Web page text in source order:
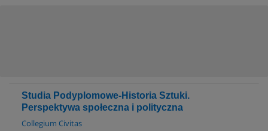
Studia Podyplomowe-Historia Sztuki.
Perspektywa społeczna i polityczna
Collegium Civitas